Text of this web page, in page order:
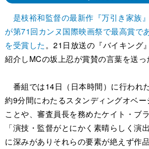
是枝裕和監督の最新作『万引き家族
が第71回カンヌ国際映画祭で最高賞で
を受賞した。21日放送の『バイキング
紹介しMCの坂上忍が賞賛の言葉を送っ
番組では14日（日本時間）に行われ
約9分間にわたるスタンディングオベ
ことや、審査員長を務めたケイト・ブ
「演技・監督がとにかく素晴らしく演
に深みがありそれらの要素が絶えず作